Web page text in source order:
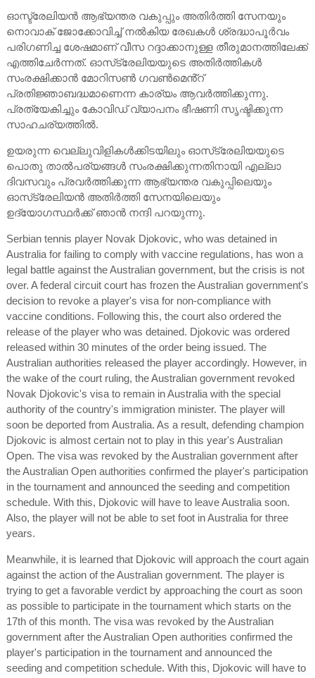
ഓസ്ട്രേലിയൻ ആഭ്യന്തര വകുപ്പും അതിർത്തി സേനയും
നൊവാക് ജോക്കോവിച്ച് നൽകിയ രേഖകൾ ശ്രദ്ധാപൂർവം
പരിഗണിച്ച ശേഷമാണ് വീസ റദ്ദാക്കാനുള്ള തീരുമാനത്തിലേക്ക്
എത്തിചേർന്നത്. ഓസ്‌ട്രേലിയയുടെ അതിർത്തികൾ
സംരക്ഷിക്കാൻ മോറിസൺ ഗവൺമെൻ്റ്
പ്രതിജ്ഞാബദ്ധമാണെന്ന കാര്യം ആവർത്തിക്കുന്നു.
പ്രത്യേകിച്ചും കോവിഡ് വ്യാപനം ഭീഷണി സൃഷ്ടിക്കുന്ന
സാഹചര്യത്തിൽ.
ഉയരുന്ന വെല്ലുവിളികൾക്കിടയിലും ഓസ്‌ട്രേലിയയുടെ
പൊതു താൽപര്യങ്ങൾ സംരക്ഷിക്കുന്നതിനായി എല്ലാ
ദിവസവും പ്രവർത്തിക്കുന്ന ആഭ്യന്തര വകുപ്പിലെയും
ഓസ്‌ട്രേലിയൻ അതിർത്തി സേനയിലെയും
ഉദ്യോഗസ്ഥർക്ക് ഞാൻ നന്ദി പറയുന്നു.
Serbian tennis player Novak Djokovic, who was detained in
Australia for failing to comply with vaccine regulations, has won a
legal battle against the Australian government, but the crisis is not
over. A federal circuit court has frozen the Australian government's
decision to revoke a player's visa for non-compliance with
vaccine conditions. Following this, the court also ordered the
release of the player who was detained. Djokovic was ordered
released within 30 minutes of the order being issued. The
Australian authorities released the player accordingly. However, in
the wake of the court ruling, the Australian government revoked
Novak Djokovic's visa to remain in Australia with the special
authority of the country's immigration minister. The player will
soon be deported from Australia. As a result, defending champion
Djokovic is almost certain not to play in this year's Australian
Open. The visa was revoked by the Australian government after
the Australian Open authorities confirmed the player's participation
in the tournament and announced the seeding and competition
schedule. With this, Djokovic will have to leave Australia soon.
Also, the player will not be able to set foot in Australia for three
years.
Meanwhile, it is learned that Djokovic will approach the court again
against the action of the Australian government. The player is
trying to get a favorable verdict by approaching the court as soon
as possible to participate in the tournament which starts on the
17th of this month. The visa was revoked by the Australian
government after the Australian Open authorities confirmed the
player's participation in the tournament and announced the
seeding and competition schedule. With this, Djokovic will have to